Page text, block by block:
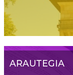
ARAUTEGIA